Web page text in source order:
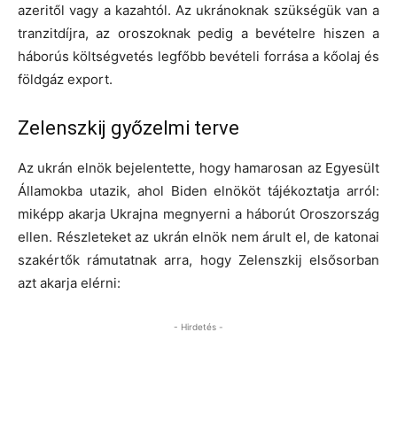
azeritől vagy a kazahtól. Az ukránoknak szükségük van a
tranzitdíjra, az oroszoknak pedig a bevételre hiszen a
háborús költségvetés legfőbb bevételi forrása a kőolaj és
földgáz export.
Zelenszkij győzelmi terve
Az ukrán elnök bejelentette, hogy hamarosan az Egyesült
Államokba utazik, ahol Biden elnököt tájékoztatja arról:
miképp akarja Ukrajna megnyerni a háborút Oroszország
ellen. Részleteket az ukrán elnök nem árult el, de katonai
szakértők rámutatnak arra, hogy Zelenszkij elsősorban
azt akarja elérni:
- Hirdetés -